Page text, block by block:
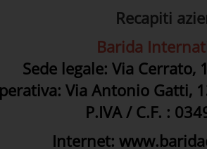
Recapiti
Barida
Sede legale: Via Cerrato,
Via Antonio Gatti,
P.IVA / C.F. :
Internet: